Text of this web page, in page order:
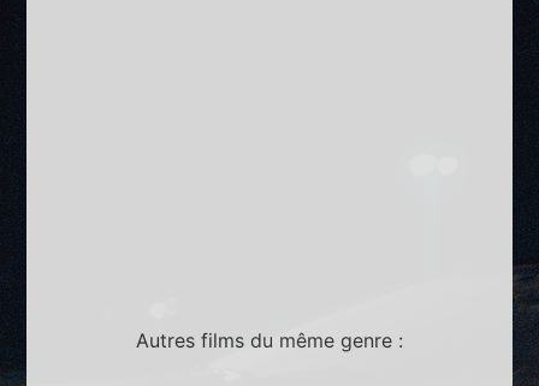
Autres films du même genre :